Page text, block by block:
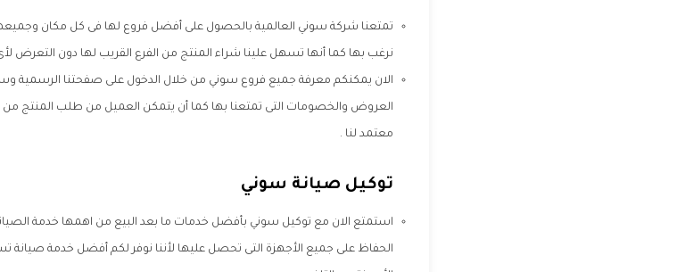
تمتعنا شركة سوني العالمية بالحصول على أفضل فروع لها فى كل مكان وجميعها
نرغب بها كما أنها تسهل علينا شراء المنتج من الفرع القريب لها دون التعرض
الان يمكنكم معرفة جميع فروع سوني من خلال الدخول على صفحتنا الرسمية
العروض والخصومات التى تمتعنا بها كما أن يتمكن العميل من طلب المنتج
معتمد لنا .
توكيل صيانة سوني
استمتع الان مع توكيل سوني بأفضل خدمات ما بعد البيع من اهمها خدمة
الحفاظ على جميع الأجهزة التى تحصل عليها لأننا نوفر لكم أفضل خدمة